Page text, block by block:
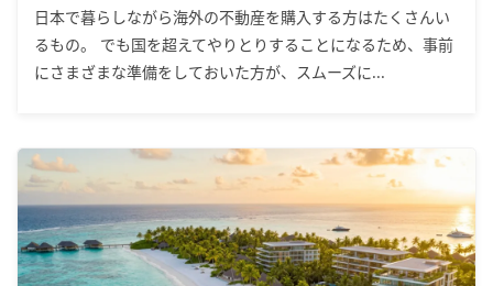
日本で暮らしながら海外の不動産を購入する方はたくさんい
るもの。 でも国を超えてやりとりすることになるため、事前
にさまざまな準備をしておいた方が、スムーズに...